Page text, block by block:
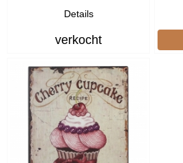
Details
verkocht